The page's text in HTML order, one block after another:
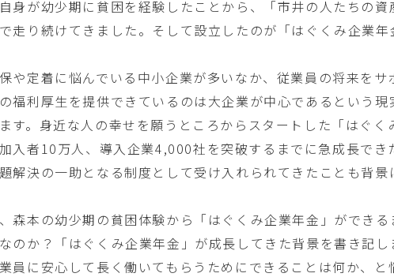
身が幼少期に貧困を経験したことから、「市井の人たちの
走り続けてきました。そして設立したのが「はぐくみ企業年
や定着に悩んでいる中小企業が多いなか、従業員の将来を
福利厚生を提供できているのは大企業が中心であるという
す。身近な人の幸せを願うところからスタートした「はぐ
入者10万人、導入企業4,000社を突破するまでに急成長でき
解決の一助となる制度として受け入れられてきたことも背景
森本の幼少期の貧困体験から「はぐくみ企業年金」ができ
のか？「はぐくみ企業年金」が成長してきた背景を書き記し
員に安心して長く働いてもらうためにできることは何か、と